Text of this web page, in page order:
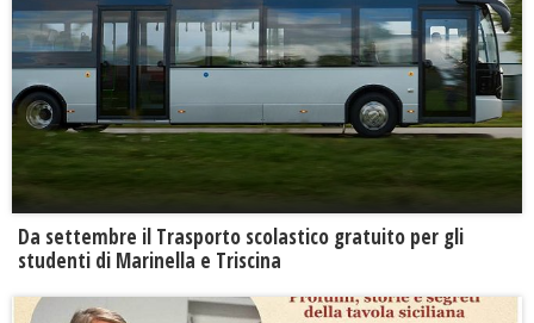
Da settembre il Trasporto scolastico gratuito per gli
studenti di Marinella e Triscina